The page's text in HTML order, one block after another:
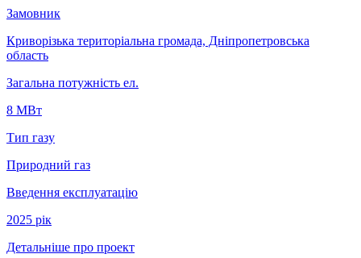
Замовник
Криворізька територіальна громада, Дніпропетровська
область
Загальна потужність ел.
8 МВт
Тип газу
Природний газ
Введення експлуатацію
2025 рік
Детальніше про проект